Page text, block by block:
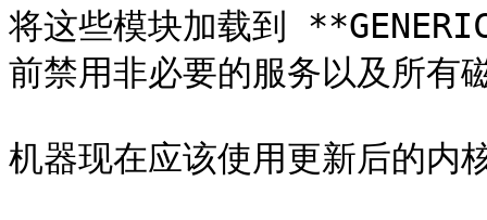
将这些模块加载到
前禁用非必要的服务以及所有
机器现在应该使用更新后的内